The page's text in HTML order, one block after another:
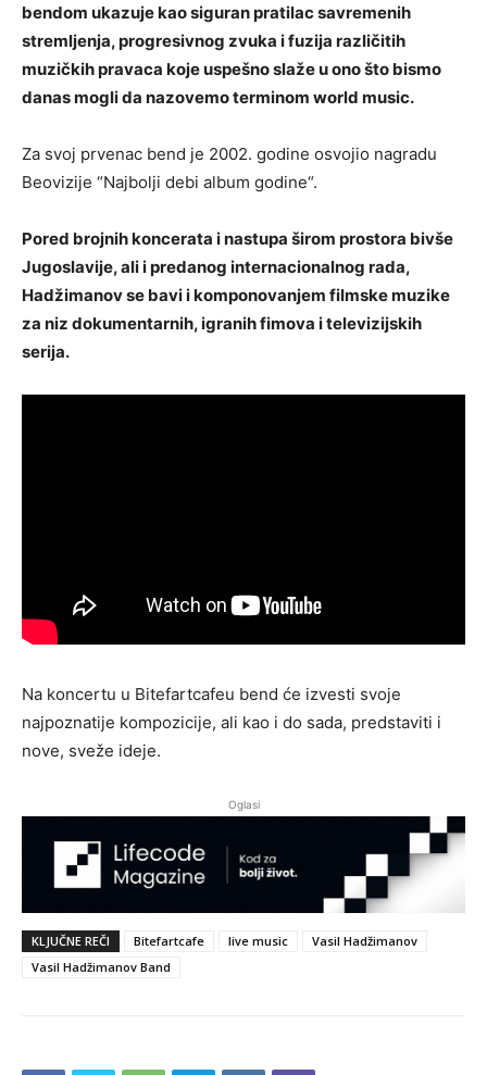
bendom ukazuje kao siguran pratilac savremenih
stremljenja, progresivnog zvuka i fuzija različitih
muzičkih pravaca koje uspešno slaže u ono što bismo
danas mogli da nazovemo terminom world music.
Za svoj prvenac bend je 2002. godine osvojio nagradu
Beovizije “Najbolji debi album godine“.
Pored brojnih koncerata i nastupa širom prostora bivše
Jugoslavije, ali i predanog internacionalnog rada,
Hadžimanov se bavi i komponovanjem filmske muzike
za niz dokumentarnih, igranih fimova i televizijskih
serija.
Na koncertu u Bitefartcafeu bend će izvesti svoje
najpoznatije kompozicije, ali kao i do sada, predstaviti i
nove, sveže ideje.
Oglasi
KLJUČNE REČI Bitefartcafe live music
Vasil Hadžimanov
Vasil Hadžimanov Band